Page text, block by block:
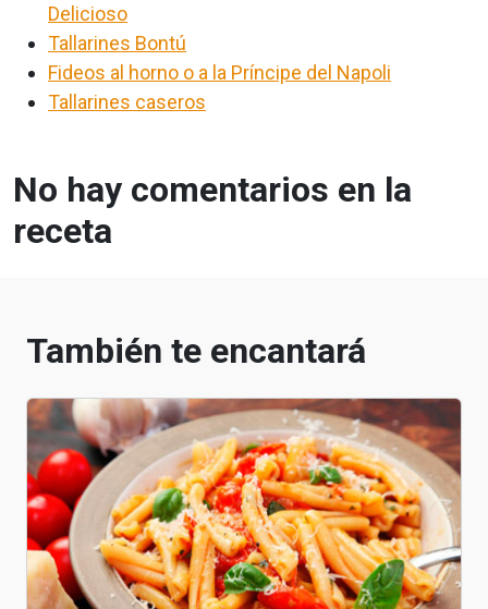
Delicioso
Tallarines Bontú
Fideos al horno o a la Príncipe del Napoli
Tallarines caseros
No hay comentarios en la
receta
También te encantará